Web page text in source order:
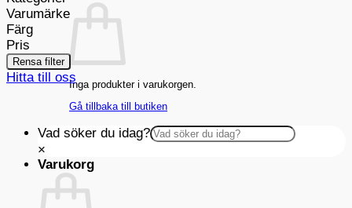
Inga produkter i varukorgen.
Gå tillbaka till butiken
Vad söker du idag?
×
Varukorg
Varumärke
Färg
Pris
Rensa filter
Hitta till oss